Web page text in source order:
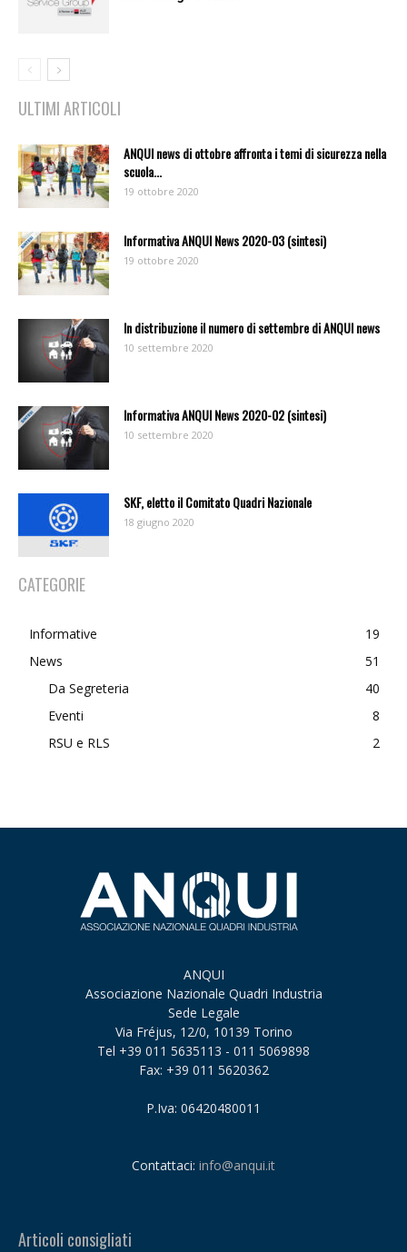
ULTIMI ARTICOLI
ANQUI news di ottobre affronta i temi di sicurezza nella
scuola...
19 ottobre 2020
Informativa ANQUI News 2020-03 (sintesi)
19 ottobre 2020
In distribuzione il numero di settembre di ANQUI news
10 settembre 2020
Informativa ANQUI News 2020-02 (sintesi)
10 settembre 2020
SKF, eletto il Comitato Quadri Nazionale
18 giugno 2020
CATEGORIE
Informative
19
News
51
Da Segreteria
40
Eventi
8
RSU e RLS
2
ANQUI
Associazione Nazionale Quadri Industria
Sede Legale
Via Fréjus, 12/0, 10139 Torino
Tel +39 011 5635113 - 011 5069898
Fax: +39 011 5620362
P.Iva: 06420480011
Contattaci: info@anqui.it
Articoli consigliati